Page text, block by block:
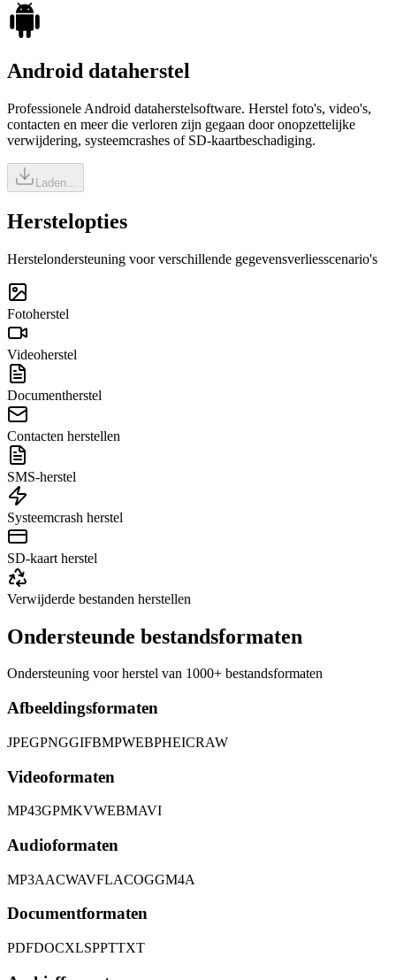
Android dataherstel
Professionele Android dataherstelsoftware. Herstel foto's, video's,
contacten en meer die verloren zijn gegaan door onopzettelijke
verwijdering, systeemcrashes of SD-kaartbeschadiging.
Laden...
Herstelopties
Herstelondersteuning voor verschillende gegevensverliesscenario's
Fotoherstel
Videoherstel
Documentherstel
Contacten herstellen
SMS-herstel
Systeemcrash herstel
SD-kaart herstel
Verwijderde bestanden herstellen
Ondersteunde bestandsformaten
Ondersteuning voor herstel van 1000+ bestandsformaten
Afbeeldingsformaten
JPEGPNGGIFBMPWEBPHEICRAW
Videoformaten
MP43GPMKVWEBMAVI
Audioformaten
MP3AACWAVFLACOGGM4A
Documentformaten
PDFDOCXLSPPTTXT